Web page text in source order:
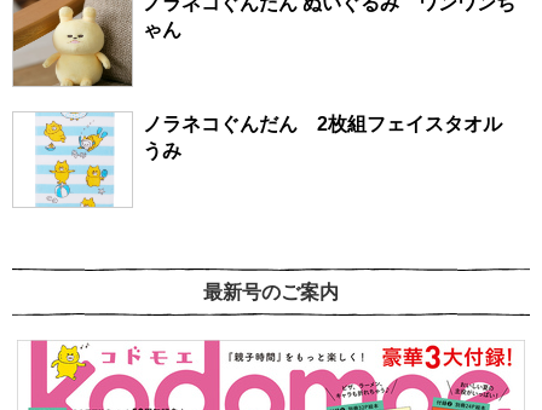
ゃん
ノラネコぐんだん 2枚組フェイスタオル
うみ
最新号のご案内